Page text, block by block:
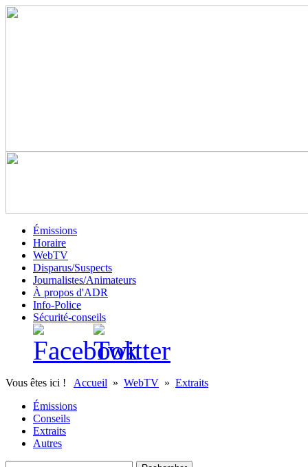
Émissions
Horaire
WebTV
Disparus/Suspects
Journalistes/Animateurs
À propos d'ADR
Info-Police
Sécurité-conseils
Vous êtes ici ! Accueil » WebTV » Extraits
Émissions
Conseils
Extraits
Autres